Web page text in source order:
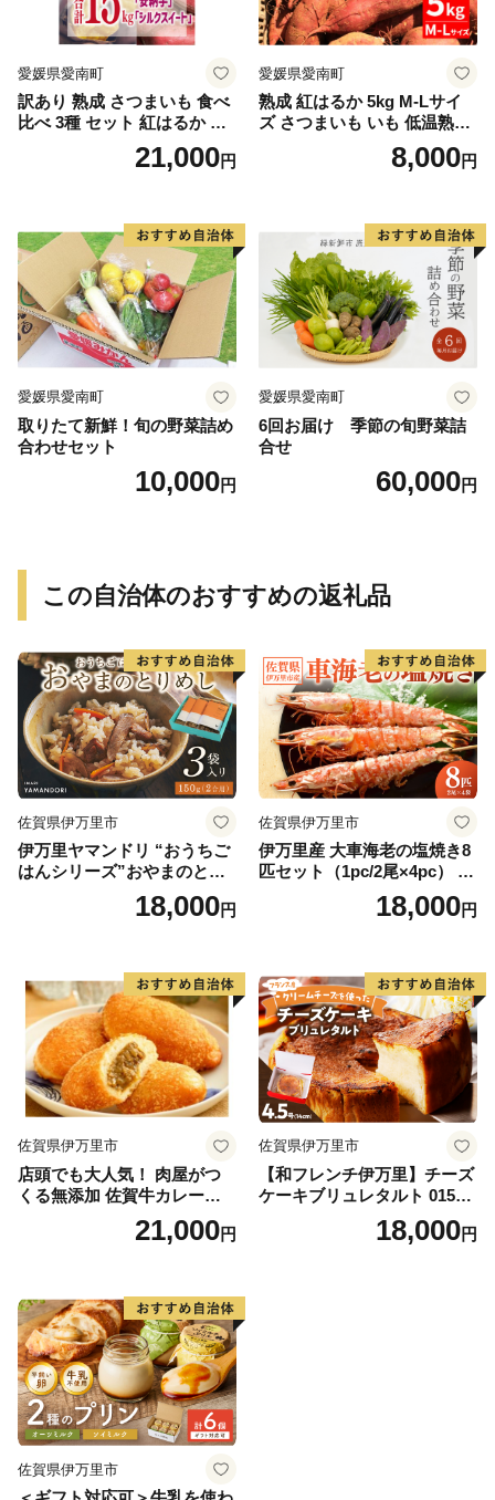
愛媛県愛南町
訳あり 熟成 さつまいも 食べ
比べ 3種 セット 紅はるか 安
納芋 シルクスイート 合計 15
kg サイズ混合 サツマイモ 焼
芋 ほしいも スイートポテト
いも天 サイズミックス 甘い
ねっとり 生芋 新芋 あんのう
いも 甘藷 べにはるか スイー
ツ 国産 糖度 産地直送 農家直
送 数量限定 21000円 愛媛 愛
南 ミッチーのおみかん畑
21,000円
愛媛県愛南町
熟成 紅はるか 5kg M-Lサイ
ズ さつまいも いも 低温熟成
完全熟成収穫 甘い 糖度 焼き
芋 やきいも スイートポテト
8,000円
愛媛県愛南町
取りたて新鮮！旬の野菜詰め
合わせセット
10,000円
愛媛県愛南町
6回お届け 季節の旬野菜詰
合せ
60,000円
この自治体のおすすめの返礼品
佐賀県伊万里市
伊万里ヤマンドリ “おうちご
はんシリーズ”おやまのとり
18,000円
佐賀県伊万里市
伊万里産 大車海老の塩焼き8
匹セット（1pc/2尾×4pc） 01
18,000円
佐賀県伊万里市
店頭でも大人気！ 肉屋がつ
くる無添加 佐賀牛カレーパ
ン 10個 数量限定 155-J696
21,000円
佐賀県伊万里市
【和フレンチ伊万里】チーズ
ケーキブリュレタルト 015-F
18,000円
佐賀県伊万里市